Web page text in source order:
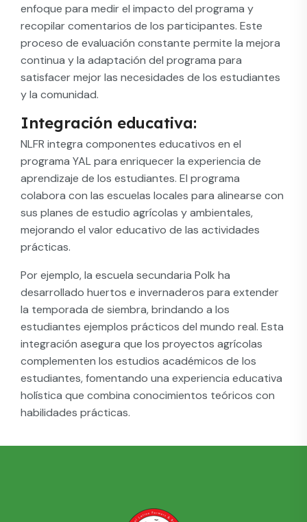
enfoque para medir el impacto del programa y
recopilar comentarios de los participantes. Este
proceso de evaluación constante permite la mejora
continua y la adaptación del programa para
satisfacer mejor las necesidades de los estudiantes
y la comunidad.
Integración educativa:
NLFR integra componentes educativos en el
programa YAL para enriquecer la experiencia de
aprendizaje de los estudiantes. El programa
colabora con las escuelas locales para alinearse con
sus planes de estudio agrícolas y ambientales,
mejorando el valor educativo de las actividades
prácticas.
Por ejemplo, la escuela secundaria Polk ha
desarrollado huertos e invernaderos para extender
la temporada de siembra, brindando a los
estudiantes ejemplos prácticos del mundo real. Esta
integración asegura que los proyectos agrícolas
complementen los estudios académicos de los
estudiantes, fomentando una experiencia educativa
holística que combina conocimientos teóricos con
habilidades prácticas.